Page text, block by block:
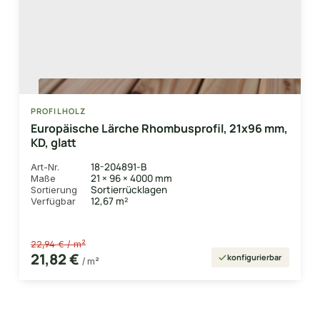
PROFILHOLZ
Europäische Lärche Rhombusprofil, 21x96 mm,
KD, glatt
Art-Nr. 18-204891-B
Maße 21 × 96 × 4000 mm
Sortierung Sortierrücklagen
Verfügbar 12,67 m²
22,94 € / m²
21,82 € / m² konfigurierbar